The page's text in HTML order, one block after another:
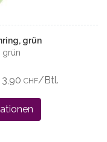
grün
grün
3,90 CHF/Btl.